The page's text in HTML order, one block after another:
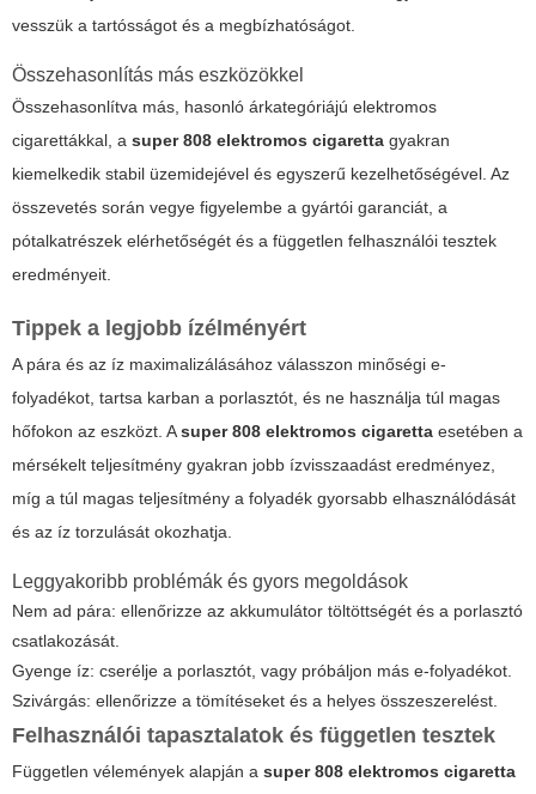
vesszük a tartósságot és a megbízhatóságot.
Összehasonlítás más eszközökkel
Összehasonlítva más, hasonló árkategóriájú elektromos
cigarettákkal, a super 808 elektromos cigaretta gyakran
kiemelkedik stabil üzemidejével és egyszerű kezelhetőségével. Az
összevetés során vegye figyelembe a gyártói garanciát, a
pótalkatrészek elérhetőségét és a független felhasználói tesztek
eredményeit.
Tippek a legjobb ízélményért
A pára és az íz maximalizálásához válasszon minőségi e-
folyadékot, tartsa karban a porlasztót, és ne használja túl magas
hőfokon az eszközt. Asuper 808 elektromos cigaretta esetében a
mérsékelt teljesítmény gyakran jobb ízvisszaadást eredményez,
míg a túl magas teljesítmény a folyadék gyorsabb elhasználódását
és az íz torzulását okozhatja.
Leggyakoribb problémák és gyors megoldások
Nem ad pára: ellenőrizze az akkumulátor töltöttségét és a porlasztó
csatlakozását.
Gyenge íz: cserélje a porlasztót, vagy próbáljon más e-folyadékot.
Szivárgás: ellenőrizze a tömítéseket és a helyes összeszerelést.
Felhasználói tapasztalatok és független tesztek
Független vélemények alapján a super 808 elektromos cigaretta